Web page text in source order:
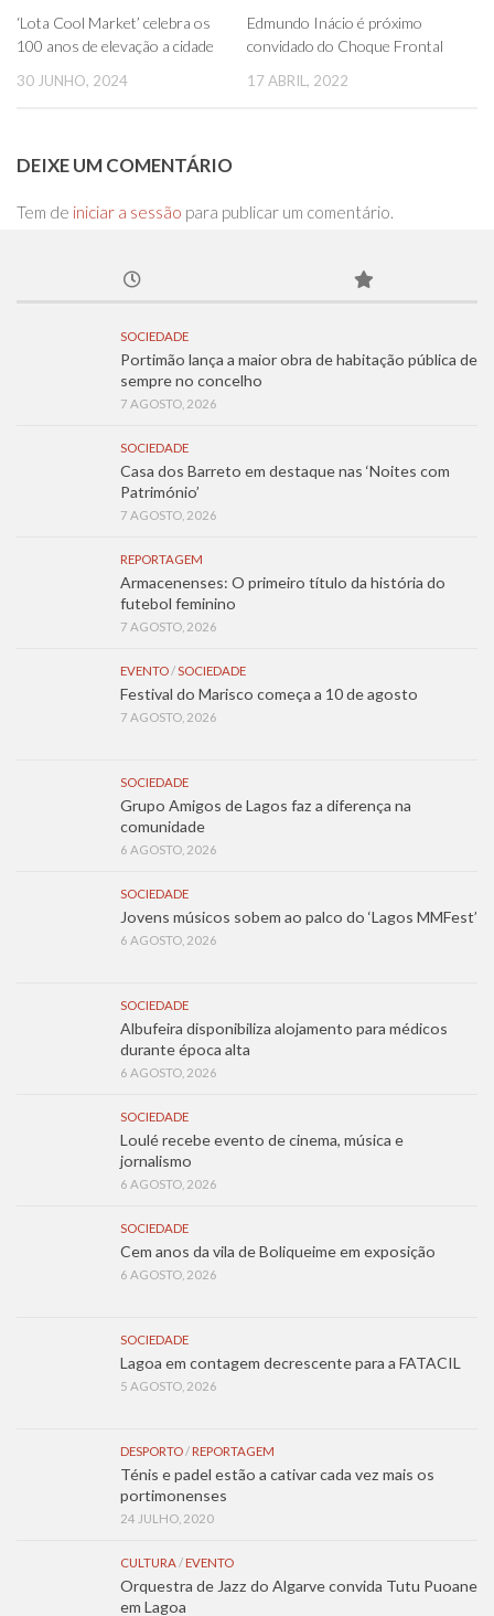
‘Lota Cool Market’ celebra os
100 anos de elevação a cidade
30 JUNHO, 2024
Edmundo Inácio é próximo
convidado do Choque Frontal
17 ABRIL, 2022
DEIXE UM COMENTÁRIO
Tem de iniciar a sessão para publicar um comentário.
SOCIEDADE
Portimão lança a maior obra de habitação pública de
sempre no concelho
7 AGOSTO, 2026
SOCIEDADE
Casa dos Barreto em destaque nas ‘Noites com
Património’
7 AGOSTO, 2026
REPORTAGEM
Armacenenses: O primeiro título da história do
futebol feminino
7 AGOSTO, 2026
EVENTO/SOCIEDADE
Festival do Marisco começa a 10 de agosto
7 AGOSTO, 2026
SOCIEDADE
Grupo Amigos de Lagos faz a diferença na
comunidade
6 AGOSTO, 2026
SOCIEDADE
Jovens músicos sobem ao palco do ‘Lagos MMFest’
6 AGOSTO, 2026
SOCIEDADE
Albufeira disponibiliza alojamento para médicos
durante época alta
6 AGOSTO, 2026
SOCIEDADE
Loulé recebe evento de cinema, música e
jornalismo
6 AGOSTO, 2026
SOCIEDADE
Cem anos da vila de Boliqueime em exposição
6 AGOSTO, 2026
SOCIEDADE
Lagoa em contagem decrescente para a FATACIL
5 AGOSTO, 2026
DESPORTO/ REPORTAGEM
Ténis e padel estão a cativar cada vez mais os
portimonenses
24 JULHO, 2020
CULTURA/ EVENTO
Orquestra de Jazz do Algarve convida Tutu Puoane
em Lagoa